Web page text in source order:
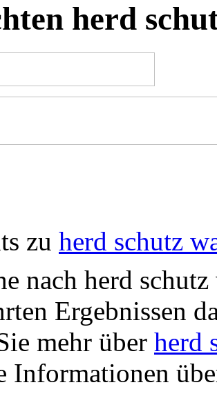
herd
zu herd schutz
nach herd
Ergebnissen
mehr über herd
Informationen